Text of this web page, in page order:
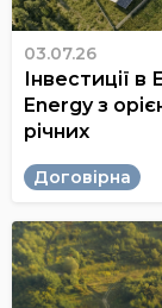
03.07.26
Інвестиції
Energy з
річних
Договірна